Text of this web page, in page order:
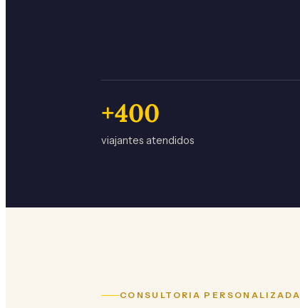
+400
viajantes atendidos
CONSULTORIA PERSONALIZADA